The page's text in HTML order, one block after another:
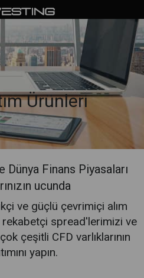
Ürünleri
Dünya Finans Piyasaları
ucunda
ve güçlü çevrimiçi alım
spread'lerimizi ve
çeşitli CFD varlıklarının
yapın.